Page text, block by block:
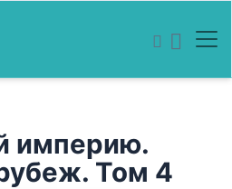
империю.
Том 4